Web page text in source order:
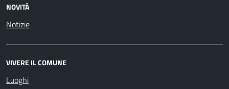
NOVITÀ
Notizie
VIVERE IL COMUNE
Luoghi